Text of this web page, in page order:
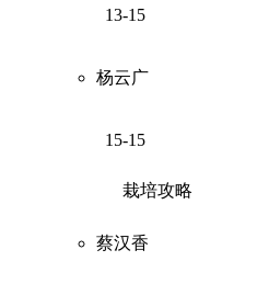
13-15
杨云广
15-15
栽培攻略
蔡汉香